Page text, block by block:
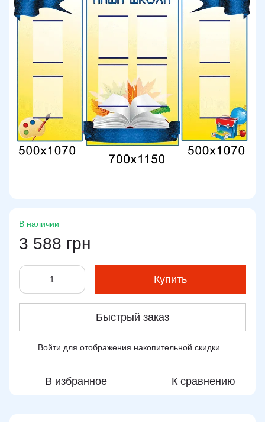
В наличии
3 588 грн
Купить
Быстрый заказ
Войти для отображения накопительной скидки
В избранное К сравнению